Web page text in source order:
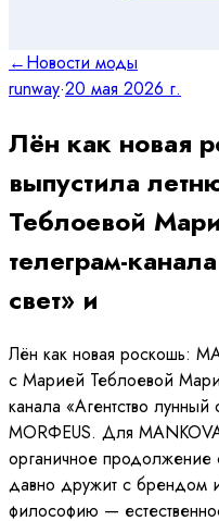
←Новости моды
runway·20 мая 2026 г.
Лён как новая
выпустила
Теблоевой
телеграм-
свет» и
Лён как новая роскошь:
с Марией Теблоевой
канала «Агентство
MORФEUS. Для
органичное продолжение
давно дружит с брендом
философию —